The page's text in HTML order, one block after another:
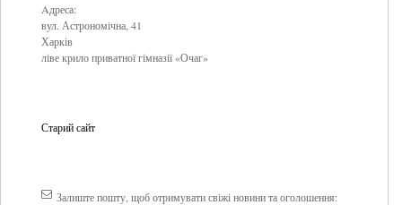
Aдреса:
вул. Астрономічна, 41
Харків
ліве крило приватної гімназії «Очаг»
Старий сайт
Залиште пошту, щоб отримувати свіжі новини та оголошення: